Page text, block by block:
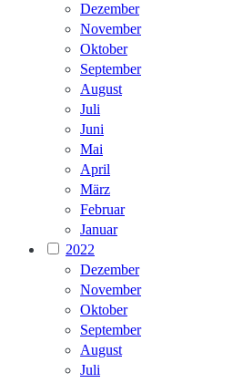
Dezember
November
Oktober
September
August
Juli
Juni
Mai
April
März
Februar
Januar
2022
Dezember
November
Oktober
September
August
Juli